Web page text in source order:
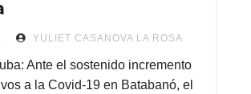
YULIET CASANOVA LA ROSA
Ante el sostenido incremento
a la Covid-19 en Batabanó, el